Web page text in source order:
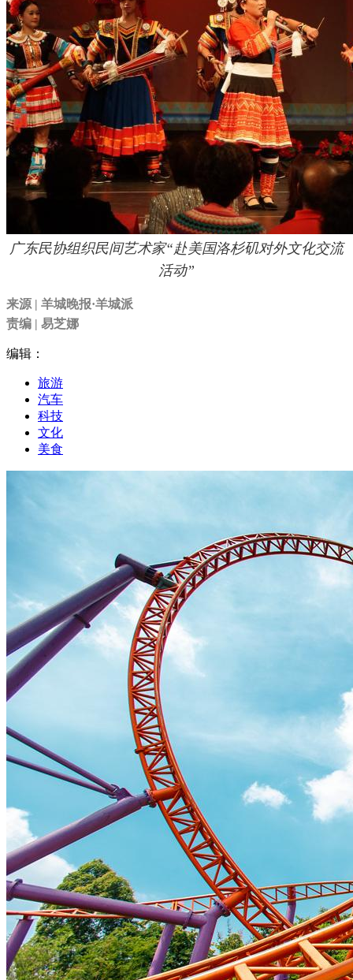
广东民协组织民间艺术家“赴美国洛杉矶对外文化交流
活动”
来源 | 羊城晚报·羊城派
责编 | 易芝娜
编辑：
旅游
汽车
科技
文化
美食